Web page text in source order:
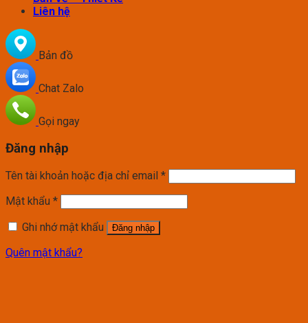
Liên hệ
Bản đồ
Chat Zalo
Gọi ngay
Đăng nhập
Tên tài khoản hoặc địa chỉ email *
Mật khẩu *
Ghi nhớ mật khẩu
Đăng nhập
Quên mật khẩu?